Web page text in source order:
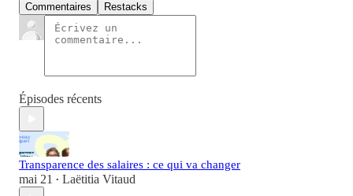
Commentaires Restacks
Épisodes récents
Transparence des salaires : ce qui va changer
mai 21 • Laëtitia Vitaud